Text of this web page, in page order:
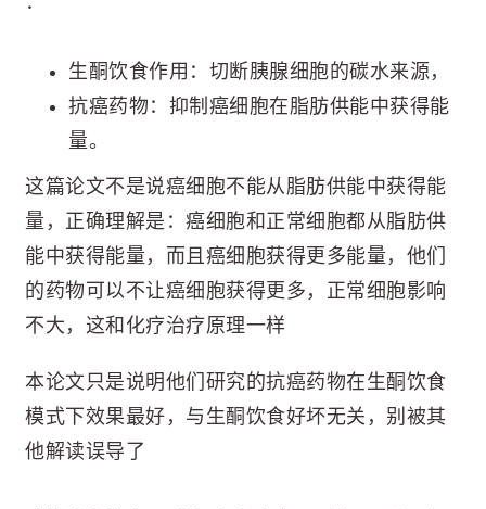
生酮饮食作用：切断胰腺细胞的碳水来源，
抗癌药物：抑制癌细胞在脂肪供能中获得能
量。
这篇论文不是说癌细胞不能从脂肪供能中获得能
量，正确理解是：癌细胞和正常细胞都从脂肪供
能中获得能量，而且癌细胞获得更多能量，他们
的药物可以不让癌细胞获得更多，正常细胞影响
不大，这和化疗治疗原理一样
本论文只是说明他们研究的抗癌药物在生酮饮食
模式下效果最好，与生酮饮食好坏无关，别被其
他解读误导了